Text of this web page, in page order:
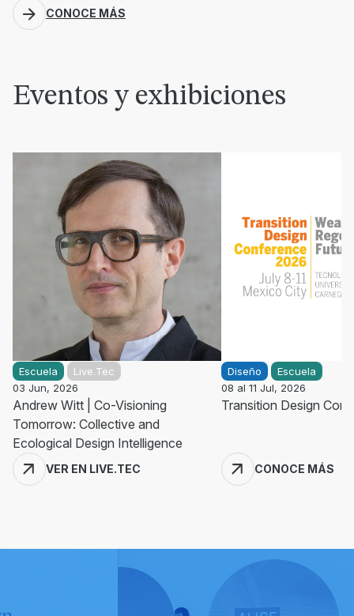
CONOCE MÁS
Eventos y exhibiciones
Escuela
Live.Tec
03 Jun, 2026
Andrew Witt | Co-Visioning
Tomorrow: Collective and
Ecological Design Intelligence
VER EN LIVE.TEC
Diseño
Escuela
08 al 11 Jul, 2026
Transition Design
CONOCE MÁS